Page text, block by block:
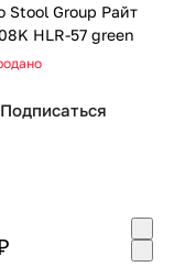
Stool Group Райт
HLR-57 green
Подписаться